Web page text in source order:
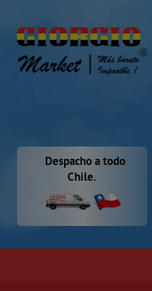
Despacho a todo
Chile.